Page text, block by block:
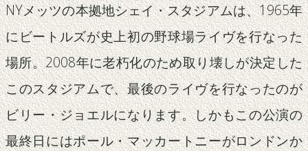
NYメッツの本拠地シェイ・スタジアムは、1965年
にビートルズが史上初の野球場ライヴを行なった
場所。2008年に老朽化のため取り壊しが決定した
このスタジアムで、最後のライヴを行なったのが
ビリー・ジョエルになります。しかもこの公演の
最終日にはポール・マッカートニーがロンドンか